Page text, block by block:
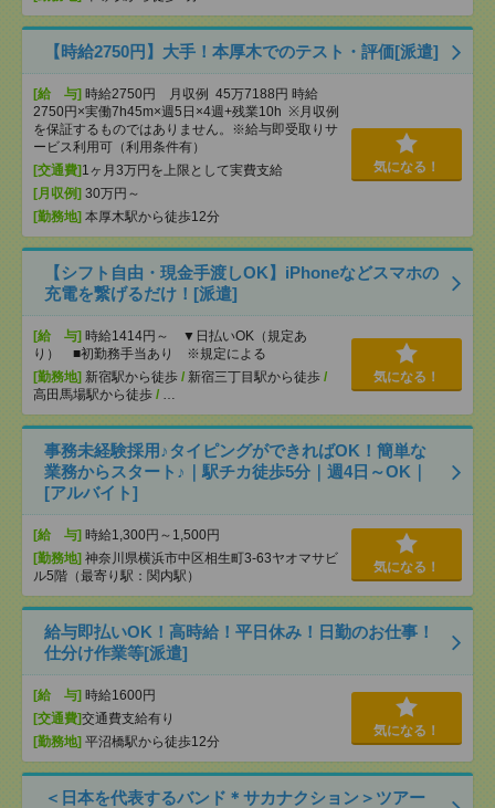
【時給2750円】大手！本厚木でのテスト・評価[派遣]
[給 与] 時給2750円 月収例 45万7188円 時給
2750円×実働7h45m×週5日×4週+残業10h ※月収例
を保証するものではありません。※給与即受取りサ
ービス利用可（利用条件有）
[交通費] 1ヶ月3万円を上限として実費支給
[月収例] 30万円～
[勤務地] 本厚木駅から徒歩12分
気になる！
【シフト自由・現金手渡しOK】iPhoneなどスマホの
充電を繋げるだけ！[派遣]
[給 与] 時給1414円～ ▼日払いOK（規定あ
り） ■初勤務手当あり ※規定による
[勤務地] 新宿駅から徒歩 / 新宿三丁目駅から徒歩 /
高田馬場駅から徒歩 / …
気になる！
事務未経験採用♪タイピングができればOK！簡単な
業務からスタート♪｜駅チカ徒歩5分｜週4日～OK｜
[アルバイト]
[給 与] 時給1,300円～1,500円
[勤務地] 神奈川県横浜市中区相生町3-63ヤオマサビ
ル5階（最寄り駅：関内駅）
気になる！
給与即払いOK！高時給！平日休み！日勤のお仕事！
仕分け作業等[派遣]
[給 与] 時給1600円
[交通費]交通費支給有り
[勤務地] 平沼橋駅から徒歩12分
気になる！
＜日本を代表するバンド＊サカナクション＞ツアー